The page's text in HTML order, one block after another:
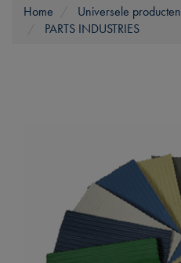
Home Universele producten
PARTS INDUSTRIES